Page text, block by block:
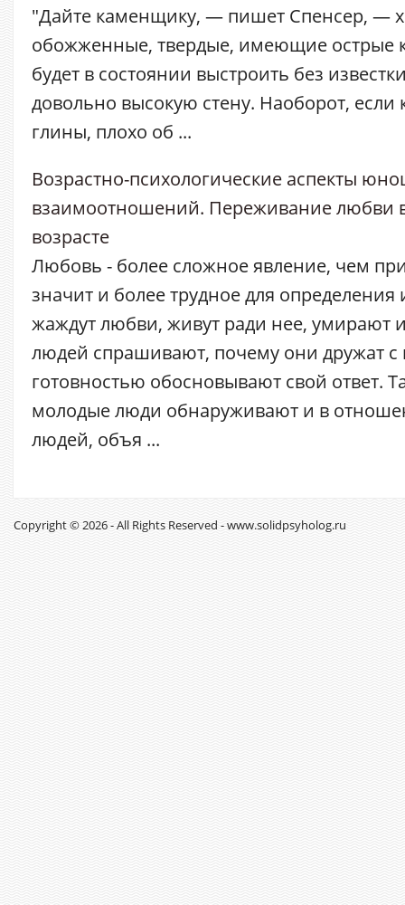
"Дайте каменщику, — пишет Спенсер, —
обожженные, твердые, имеющие острые
будет в состоянии выстроить без
довольно высокую стену. Наоборот,
глины, плохо об ...
Возрастно-психологические аспекты
взаимоотношений. Переживание любви
возрасте
Любовь - более сложное явление, чем
значит и более трудное для
жаждут любви, живут ради нее, умирают
людей спрашивают, почему они дружат с
готовностью обосновывают свой ответ.
молодые люди обнаруживают и в
людей, объя ...
Copyright © 2026 - All Rights Reserved - www.solidpsyholog.ru